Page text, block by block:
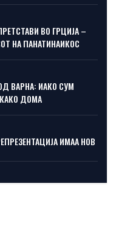
ВО ГРЦИЈА –
НА ПАНАТИНАИКОС
ВАРНА: ИАКО СУМ
ДОМА
ИМАА НОВ